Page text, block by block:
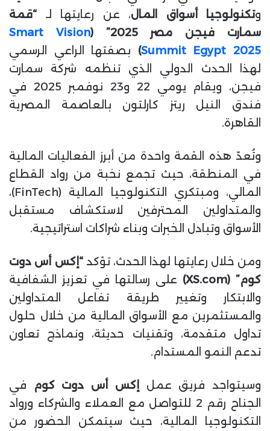
وتكنولوجيا أسواق المال، عن رعايتها لـ “قمة
سمارت فيجن مصر 2025” (
Smart Vision
Summit Egypt 2025
) بصفتها الراعي الرسمي
لهذا الحدث الدولي الذي تنظمه شركة سمارت
فيجن، ويقام يومي 22 و23 نوفمبر 2025 في
فندق النيل ريتز كارلتون بالعاصمة المصرية
القاهرة.
وتُعدّ هذه القمة واحدة من أبرز الفعاليات المالية
في المنطقة، حيث تجمع نخبة من رواد القطاع
المالي، ومبتكري التكنولوجيا المالية (FinTech)،
والمتداولين المحترفين لاستكشاف مستقبل
الأسواق وتبادل الخبرات وبناء شراكات استراتيجية.
ومن خلال رعايتها لهذا الحدث، تؤكد“إكس أس دوت
كوم” (XS.com)
على رسالتها في تعزيز الشفافية
والابتكار وتغيير طريقة تفاعل المتداولين
والمستثمرين مع الأسواق المالية من خلال حلول
تداول متقدمة، وتقنيات حديثة، ونماذج تعاون
تدعم النمو المستدام.
وسيتواجد فريق عمل إكس أس دوت كوم
في
الجناح رقم 2 للتواصل مع العملاء والشركاء ورواد
التكنولوجيا المالية، حيث سيتمكن الحضور من